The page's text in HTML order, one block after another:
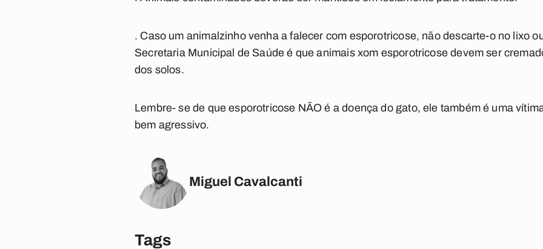
. Caso um animalzinho venha a falecer com esporotricose, não descarte-o no lixo
Secretaria Municipal de Saúde é que animais xom esporotricose devem ser
dos solos.
Lembre- se de que esporotricose NÃO é a doença do gato, ele também é uma
bem agressivo.
Miguel Cavalcanti
Tags